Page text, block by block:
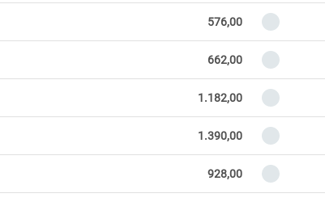
576,00
662,00
1.182,00
1.390,00
928,00